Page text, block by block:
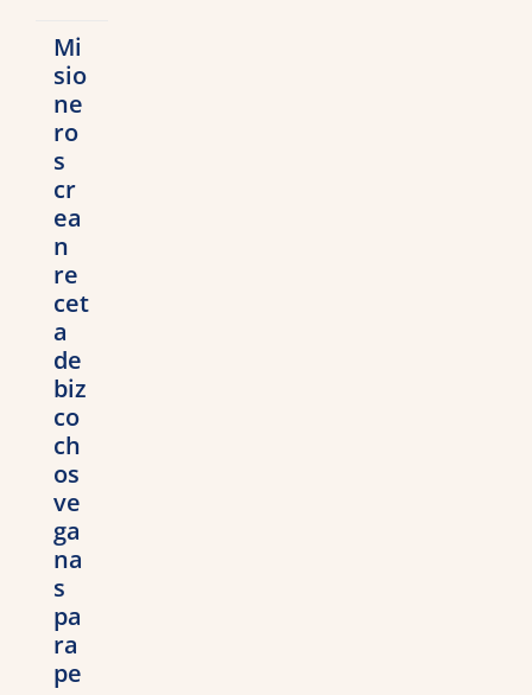
Mi
sio
ne
ro
s
cr
ea
n
re
cet
a
de
biz
co
ch
os
ve
ga
na
s
pa
ra
pe